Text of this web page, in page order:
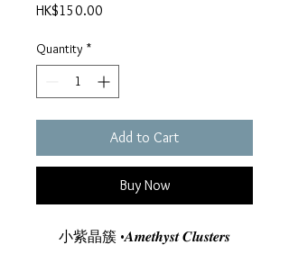
HK$150.00
Quantity *
Add to Cart
Buy Now
小紫晶簇 •𝑨𝒎𝒆𝒕𝒉𝒚𝒔𝒕 𝑪𝒍𝒖𝒔𝒕𝒆𝒓𝒔